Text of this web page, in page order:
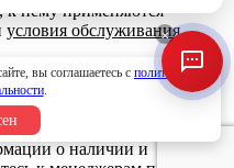
к нему применяются
условия обслуживания
информация на нем не
положениями
Российской Федерации.
о наличии и
вы соглашаетесь с политикой
.
×